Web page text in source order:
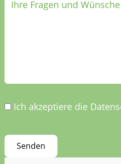
Ich akzeptiere die